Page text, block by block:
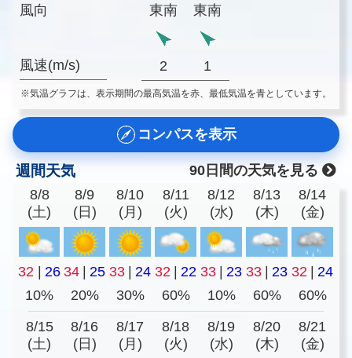
風向
風速(m/s)
東南
東南
2 1
※気温グラフは、表示期間の最高気温を赤、最低気温を青としています。
コンパスを表示
週間天気
90日間の天気を見る
8/8
(土)
8/9
(日)
8/10
(月)
8/11
(火)
8/12
(水)
8/13
(木)
8/14
(金)
32 | 26 34 | 25 33 | 24 32 | 22 33 | 23 33 | 23 32 | 24
10%
20% 30% 60% 10% 60% 60%
8/15
(土)
8/16
(日)
8/17
(月)
8/18
(火)
8/19
(水)
8/20
(木)
8/21
(金)